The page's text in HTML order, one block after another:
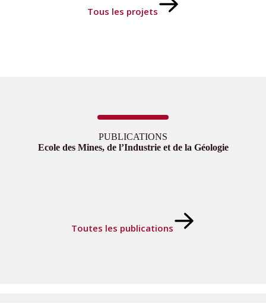
Tous les projets
PUBLICATIONS
Ecole des Mines, de l’Industrie et de la Géologie
Toutes les publications